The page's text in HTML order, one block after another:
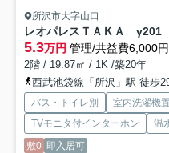
所沢市大字山口
レオパレスＴＡＫＡ γ201
5.3万円 管理/共益費6,000円
2階 / 19.87㎡ / 1K /築20年
西武池袋線「所沢」駅 徒歩
バス・トイレ別 室内洗濯機
TVモニタ付インターホン
温
敷0 即入居可